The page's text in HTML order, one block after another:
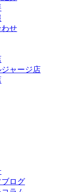
わせ
ャージ店
ブログ